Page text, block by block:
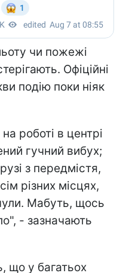
чи пожежі
Офіційні
подію поки ніяк
роботі в центрі
гучний вибух;
з передмістя,
різних місцях,
Мабуть, щось
- зазначають
що у багатьох